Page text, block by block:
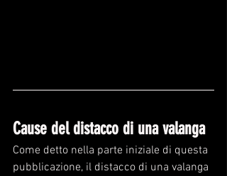
Cause del distacco di una valanga
Come detto nella parte iniziale di questa
pubblicazione, il distacco di una valanga